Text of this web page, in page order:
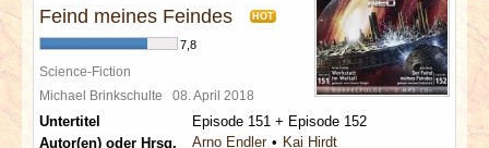
Feind meines Feindes
HOT
7,8
Science-Fiction
Michael Brinkschulte 08. April 2018
Untertitel
Episode 151 + Episode 152
Autor(en) oder Hrsg.
Arno Endler
Kai Hirdt